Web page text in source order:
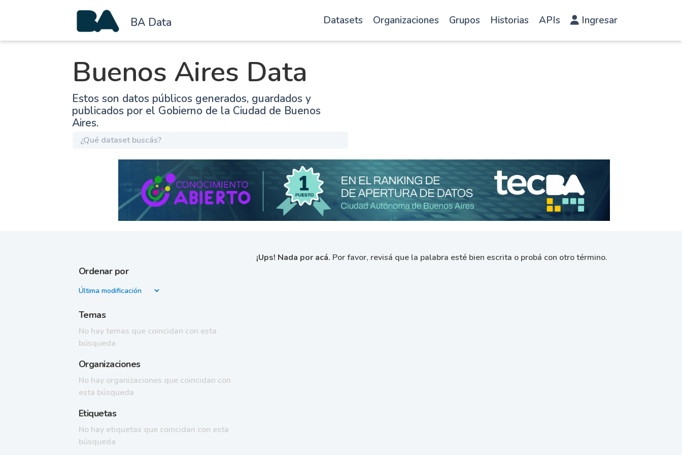
BA Data Datasets Organizaciones Grupos Historias APIs Ingresar
Buenos Aires Data
Estos son datos públicos generados, guardados y
publicados por el Gobierno de la Ciudad de Buenos
Aires.
Ordenar por
Temas
No hay temas que coincidan con esta
búsqueda
Organizaciones
No hay organizaciones que coincidan con
esta búsqueda
Etiquetas
No hay etiquetas que coincidan con esta
búsqueda
¡Ups! Nada por acá. Por favor, revisá que la palabra esté bien escrita o probá con otro término.